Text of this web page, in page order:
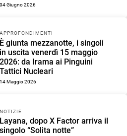
04 Giugno 2026
APPROFONDIMENTI
È giunta mezzanotte, i singoli
in uscita venerdì 15 maggio
2026: da Irama ai Pinguini
Tattici Nucleari
14 Maggio 2026
NOTIZIE
Layana, dopo X Factor arriva il
singolo “Solita notte”